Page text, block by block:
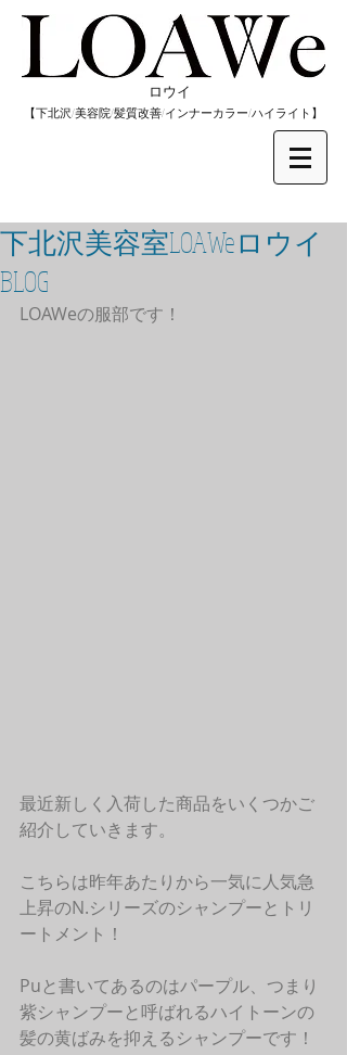
​ロウイ
​【下北沢/美容院/髪質改善/インナーカラー/​ハイライト】
下北沢美容室LOAWeロウイ
BLOG
LOAWeの服部です！
最近新しく入荷した商品をいくつかご
紹介していきます。
こちらは昨年あたりから一気に人気急
上昇のN.シリーズのシャンプーとトリ
ートメント！
Puと書いてあるのはパープル、つまり
紫シャンプーと呼ばれるハイトーンの
髪の黄ばみを抑えるシャンプーです！